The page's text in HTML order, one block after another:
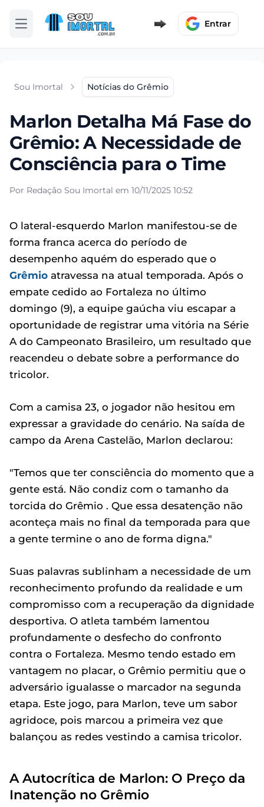
Abrir menu Entrar
Sou Imortal Notícias do Grêmio
Marlon Detalha Má Fase do
Grêmio: A Necessidade de
Consciência para o Time
Por Redação Sou Imortal em 10/11/2025 10:52
O lateral-esquerdo Marlon manifestou-se de
forma franca acerca do período de
desempenho aquém do esperado que o
Grêmio atravessa na atual temporada. Após o
empate cedido ao Fortaleza no último
domingo (9), a equipe gaúcha viu escapar a
oportunidade de registrar uma vitória na Série
A do Campeonato Brasileiro, um resultado que
reacendeu o debate sobre a performance do
tricolor.
Com a camisa 23, o jogador não hesitou em
expressar a gravidade do cenário. Na saída de
campo da Arena Castelão, Marlon declarou:
"Temos que ter consciência do momento que a
gente está. Não condiz com o tamanho da
torcida do Grêmio . Que essa desatenção não
aconteça mais no final da temporada para que
a gente termine o ano de forma digna."
Suas palavras sublinham a necessidade de um
reconhecimento profundo da realidade e um
compromisso com a recuperação da dignidade
desportiva. O atleta também lamentou
profundamente o desfecho do confronto
contra o Fortaleza. Mesmo tendo estado em
vantagem no placar, o Grêmio permitiu que o
adversário igualasse o marcador na segunda
etapa. Este jogo, para Marlon, teve um sabor
agridoce, pois marcou a primeira vez que
balançou as redes vestindo a camisa tricolor.
A Autocrítica de Marlon: O Preço da
Inatenção no Grêmio